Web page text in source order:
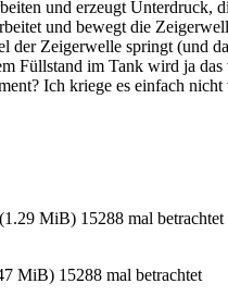
und erzeugt
und bewegt die
der Zeigerwelle springt (und
Füllstand im Tank wird ja
Ich kriege es einfach
MiB) 15288 mal betrachtet
MiB) 15288 mal betrachtet